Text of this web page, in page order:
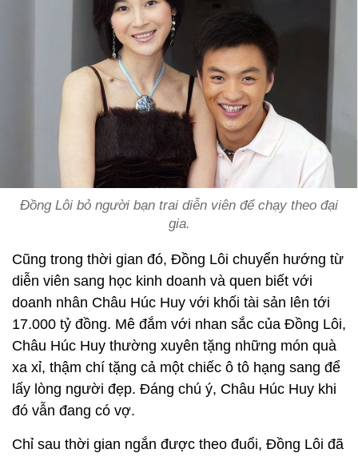
Đồng Lôi bỏ người bạn trai diễn viên để chạy theo đại
gia.
Cũng trong thời gian đó, Đồng Lôi chuyển hướng từ
diễn viên sang học kinh doanh và quen biết với
doanh nhân Châu Húc Huy với khối tài sản lên tới
17.000 tỷ đồng. Mê đắm với nhan sắc của Đồng Lôi,
Châu Húc Huy thường xuyên tặng những món quà
xa xỉ, thậm chí tặng cả một chiếc ô tô hạng sang để
lấy lòng người đẹp. Đáng chú ý, Châu Húc Huy khi
đó vẫn đang có vợ.
Chỉ sau thời gian ngắn được theo đuổi, Đồng Lôi đã